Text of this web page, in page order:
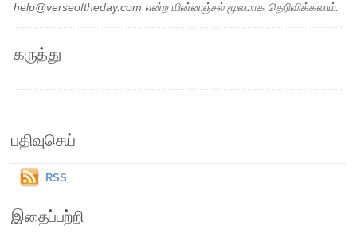
help@verseoftheday.com என்ற மின்னஞ்சல் மூலமாக தெரிவிக்கலாம்.
கருத்து
பதிவுசெய்
RSS
இதைப்பற்றி